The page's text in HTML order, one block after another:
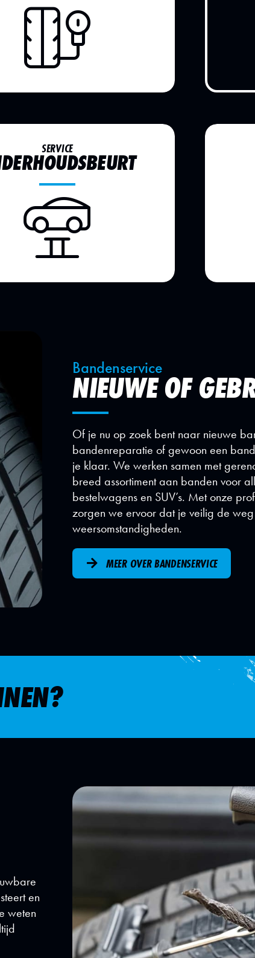
SERVICE
Bandenservice
NIEUWE OF
Of je nu op zoek bent naar nieuwe
bandenreparatie of gewoon een
je klaar. We werken samen met
breed assortiment aan banden voor
bestelwagens en SUV’s. Met onze
zorgen we ervoor dat je veilig de
weersomstandigheden.
MEER OVER BANDENSERVICE
en
weten